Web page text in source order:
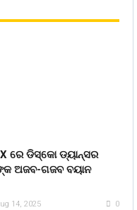
ରେ ଡିସ୍କୋ ଡ୍ୟାନ୍ସର
ଅଜବ-ଗଜବ ବୟାନ
14, 2025 0